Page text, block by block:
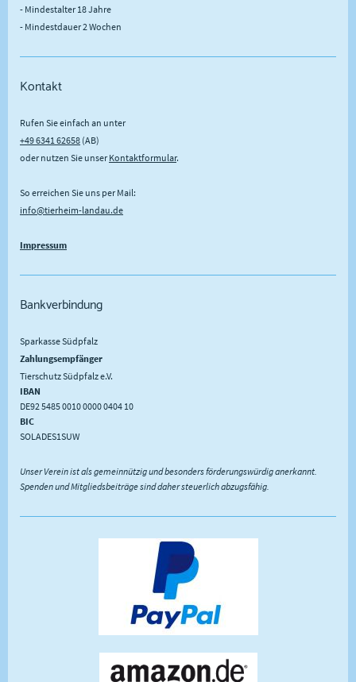
- Mindestalter 18 Jahre
- Mindestdauer 2 Wochen
Kontakt
Rufen Sie einfach an unter
+49 6341 62658 (AB)
oder nutzen Sie unser Kontaktformular.
So erreichen Sie uns per Mail:
info@tierheim-landau.de
Impressum
Bankverbindung
Sparkasse Südpfalz
Zahlungsempfänger
Tierschutz Südpfalz e.V.
IBAN
DE92 5485 0010 0000 0404 10
BIC
SOLADES1SUW
Unser Verein ist als gemeinnützig und besonders förderungswürdig anerkannt.
Spenden und Mitgliedsbeiträge sind daher steuerlich abzugsfähig.